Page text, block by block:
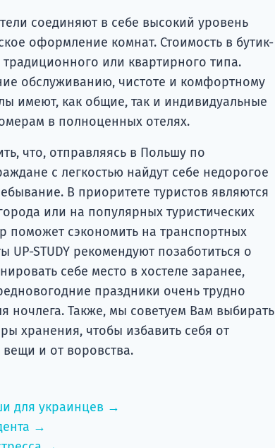
соединяют в себе высокий уровень
оформление комнат. Стоимость в бутик-
или квартирного типа.
обслуживанию, чистоте и комфортному
имеют, как общие, так и индивидуальные
в полноценных отелях.
что, отправляясь в Польшу по
с легкостью найдут себе недорогое
В приоритете туристов являются
или на популярных туристических
поможет сэкономить на транспортных
STUDY рекомендуют позаботиться о
себе место в хостеле заранее,
праздники очень трудно
ночлега. Также, мы советуем Вам выбирать
хранения, чтобы избавить себя от
и от воровства.
для украинцев →
→